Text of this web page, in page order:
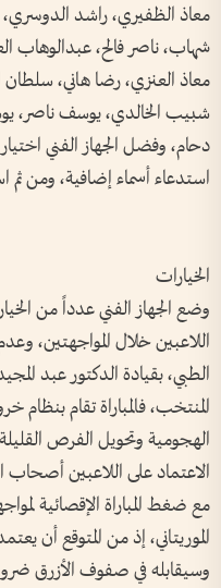
معاذ الظفيري، راشد
شهاب، ناصر فالح،
معاذ العنزي، رضا هاني،
شبيب الخالدي، يوسف ناصر،
دحام، وفضل الجهاز الفني
استدعاء أسماء إضافية، ومن ثم
الخيارات
وضع الجهاز الفني عدداً من
اللاعبين خلال المواجهتين،
الطبي، بقيادة الدكتور عبد
المنتخب، فالمباراة تقام
الهجومية وتحويل الفرص
الاعتماد على اللاعبين أصحاب
مع ضغط المباراة الإقصائية
الموريتاني، إذ من المتوقع أن
وسيقابله في صفوف الأزرق